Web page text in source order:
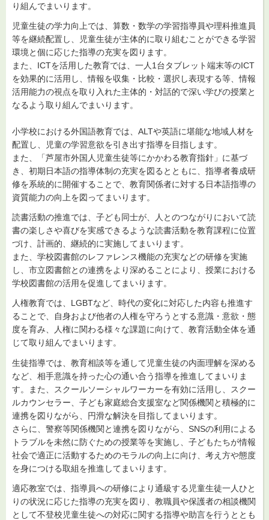
り組んでまいります。
児童生徒の学力向上では、算数・数学の学習指導員や理科推進員
等を継続配置し、児童生徒が主体的に取り組むことができる学習
環境と個に応じた指導の充実を図ります。
また、ICTを活用した教育では、一人1台タブレット端末等のICT
を効果的に活用し、情報を収集・比較・選択し表現する等、情報
活用能力の視点を取り入れた主体的・対話的で深い学びの授業と
なるよう取り組んでまいります。
小学校における外国語教育では、ALTや英語に堪能な地域人材を
配置し、児童の学習意欲を引き出す指導を目指します。
また、「芦屋市外国人児童生徒等にかかわる教育指針」に基づ
き、初期日本語の指導体制の充実を図るとともに、指導者養成研
修を系統的に開催することで、教育関係者に対する日本語指導の
資質能力の向上を図ってまいります。
読書活動の推進では、子ども同士が、人とのつながりにおいて読
書の楽しさや喜びを実感できるような読書活動を教育課程に位置
づけ、計画的、継続的に実施してまいります。
また、学校図書館のレファレンス機能の充実などの研修を実施
し、市立図書館との連携をより深めることにより、授業における
学校図書館の活用を促進してまいります。
人権教育では、LGBTなど、時代の変化に対応した内容も推進す
ることで、自身および他者の人権を守ろうとする意識・意欲・態
度を育み、人権に関わる様々な課題に向けて、教育活動全体を通
じて取り組んでまいります。
生徒指導では、教育相談等を通して児童生徒の内面理解を深める
など、相手意識を持った心の通い合う指導を推進してまいりま
す。また、スクールソーシャルワーカーを有効に活用し、スクー
ルカウンセラー、子ども家庭総合支援室など関係機関と積極的に
連携を図りながら、円滑な解決を目指してまいります。
さらに、警察等関係機関と連携を図りながら、SNSの利用による
トラブルを未然に防ぐための授業等を実施し、子どもたちが情報
社会で適正に活動するためのモラルの向上に向け、考え方や態度
を身につける取組を推進してまいります。
適応教室では、指導員への研修により通級する児童生徒一人ひと
りの状況に応じた指導の充実を図り、教職員や保護者の相談機関
として不登校児童生徒への対応に関する指導や助言を行うととも